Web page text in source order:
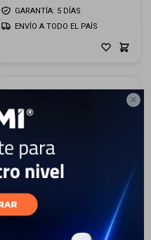

GARANTÍA: 5 DÍAS
ENVÍO A TODO EL PAÍS